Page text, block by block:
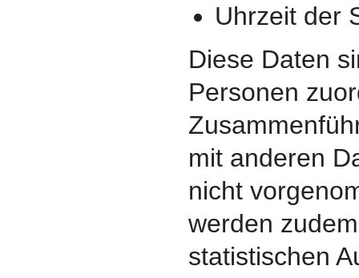
Uhrzeit der
Diese Daten
Personen
mit anderen
nicht
werden
statistischen